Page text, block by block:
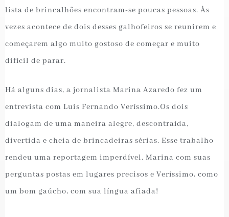
lista de brincalhões encontram-se poucas pessoas. Às
vezes acontece de dois desses galhofeiros se reunirem e
começarem algo muito gostoso de começar e muito
difícil de parar.
Há alguns dias, a jornalista Marina Azaredo fez um
entrevista com Luis Fernando Veríssimo.Os dois
dialogam de uma maneira alegre, descontraída,
divertida e cheia de brincadeiras sérias. Esse trabalho
rendeu uma reportagem imperdível. Marina com suas
perguntas postas em lugares precisos e Veríssimo, como
um bom gaúcho, com sua língua afiada!